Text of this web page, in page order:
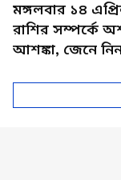
মঙ্গলবার ১৪
রাশির সম্পর্কে
আশঙ্কা, জেনে